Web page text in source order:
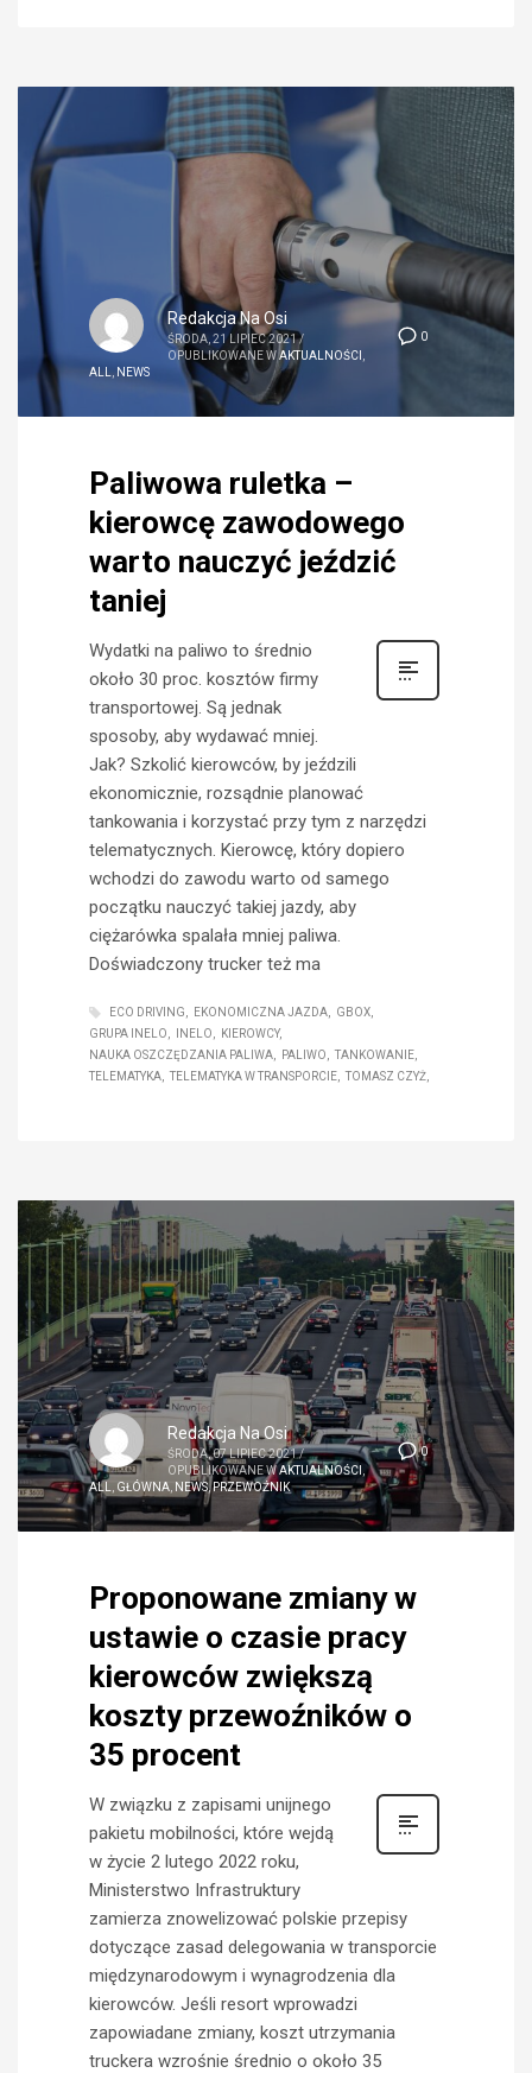
0
Redakcja Na Osi
ŚRODA, 21 LIPIEC 2021/
OPUBLIKOWANE WAKTUALNOŚCI
ALL
NEWS
Paliwowa ruletka –
kierowcę zawodowego
warto nauczyć jeździć
taniej
Wydatki na paliwo to średnio
około 30 proc. kosztów firmy
transportowej. Są jednak
sposoby, aby wydawać mniej.
Jak? Szkolić kierowców, by jeździli
ekonomicznie, rozsądnie planować
tankowania i korzystać przy tym z narzędzi
telematycznych. Kierowcę, który dopiero
wchodzi do zawodu warto od samego
początku nauczyć takiej jazdy, aby
ciężarówka spalała mniej paliwa.
Doświadczony trucker też ma
ECO DRIVING EKONOMICZNA JAZDA
GBOX
GRUPA INELO
INELO
KIEROWCY
NAUKA OSZCZĘDZANIA PALIWA
PALIWO
TANKOWANIE
TELEMATYKA
TELEMATYKA W TRANSPORCIE TOMASZ CZYŻ
0
Redakcja Na Osi
ŚRODA, 07 LIPIEC 2021/
OPUBLIKOWANE WAKTUALNOŚCI
ALL
GŁÓWNA NEWS,PRZEWOŹNIK
Proponowane zmiany w
ustawie o czasie pracy
kierowców zwiększą
koszty przewoźników o
35 procent
W związku z zapisami unijnego
pakietu mobilności, które wejdą
w życie 2 lutego 2022 roku,
Ministerstwo Infrastruktury
zamierza znowelizować polskie przepisy
dotyczące zasad delegowania w transporcie
międzynarodowym i wynagrodzenia dla
kierowców. Jeśli resort wprowadzi
zapowiadane zmiany, koszt utrzymania
truckera wzrośnie średnio o około 35